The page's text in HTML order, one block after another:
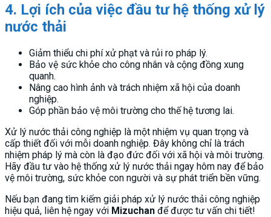
4. Lợi ích của việc đầu tư hệ thống xử lý
nước thải
Giảm thiểu chi phí xử phạt và rủi ro pháp lý.
Bảo vệ sức khỏe cho công nhân và cộng đồng xung
quanh.
Nâng cao hình ảnh và trách nhiệm xã hội của doanh
nghiệp.
Góp phần bảo vệ môi trường cho thế hệ tương lai.
Xử lý nước thải công nghiệp là một nhiệm vụ quan trọng và
cấp thiết đối với mỗi doanh nghiệp. Đây không chỉ là trách
nhiệm pháp lý mà còn là đạo đức đối với xã hội và môi trường.
Hãy đầu tư vào hệ thống xử lý nước thải ngay hôm nay để bảo
vệ môi trường, sức khỏe con người và sự phát triển bền vững.
Nếu bạn đang tìm kiếm giải pháp xử lý nước thải công nghiệp
hiệu quả, liên hệ ngay với Mizuchan để được tư vấn chi tiết!